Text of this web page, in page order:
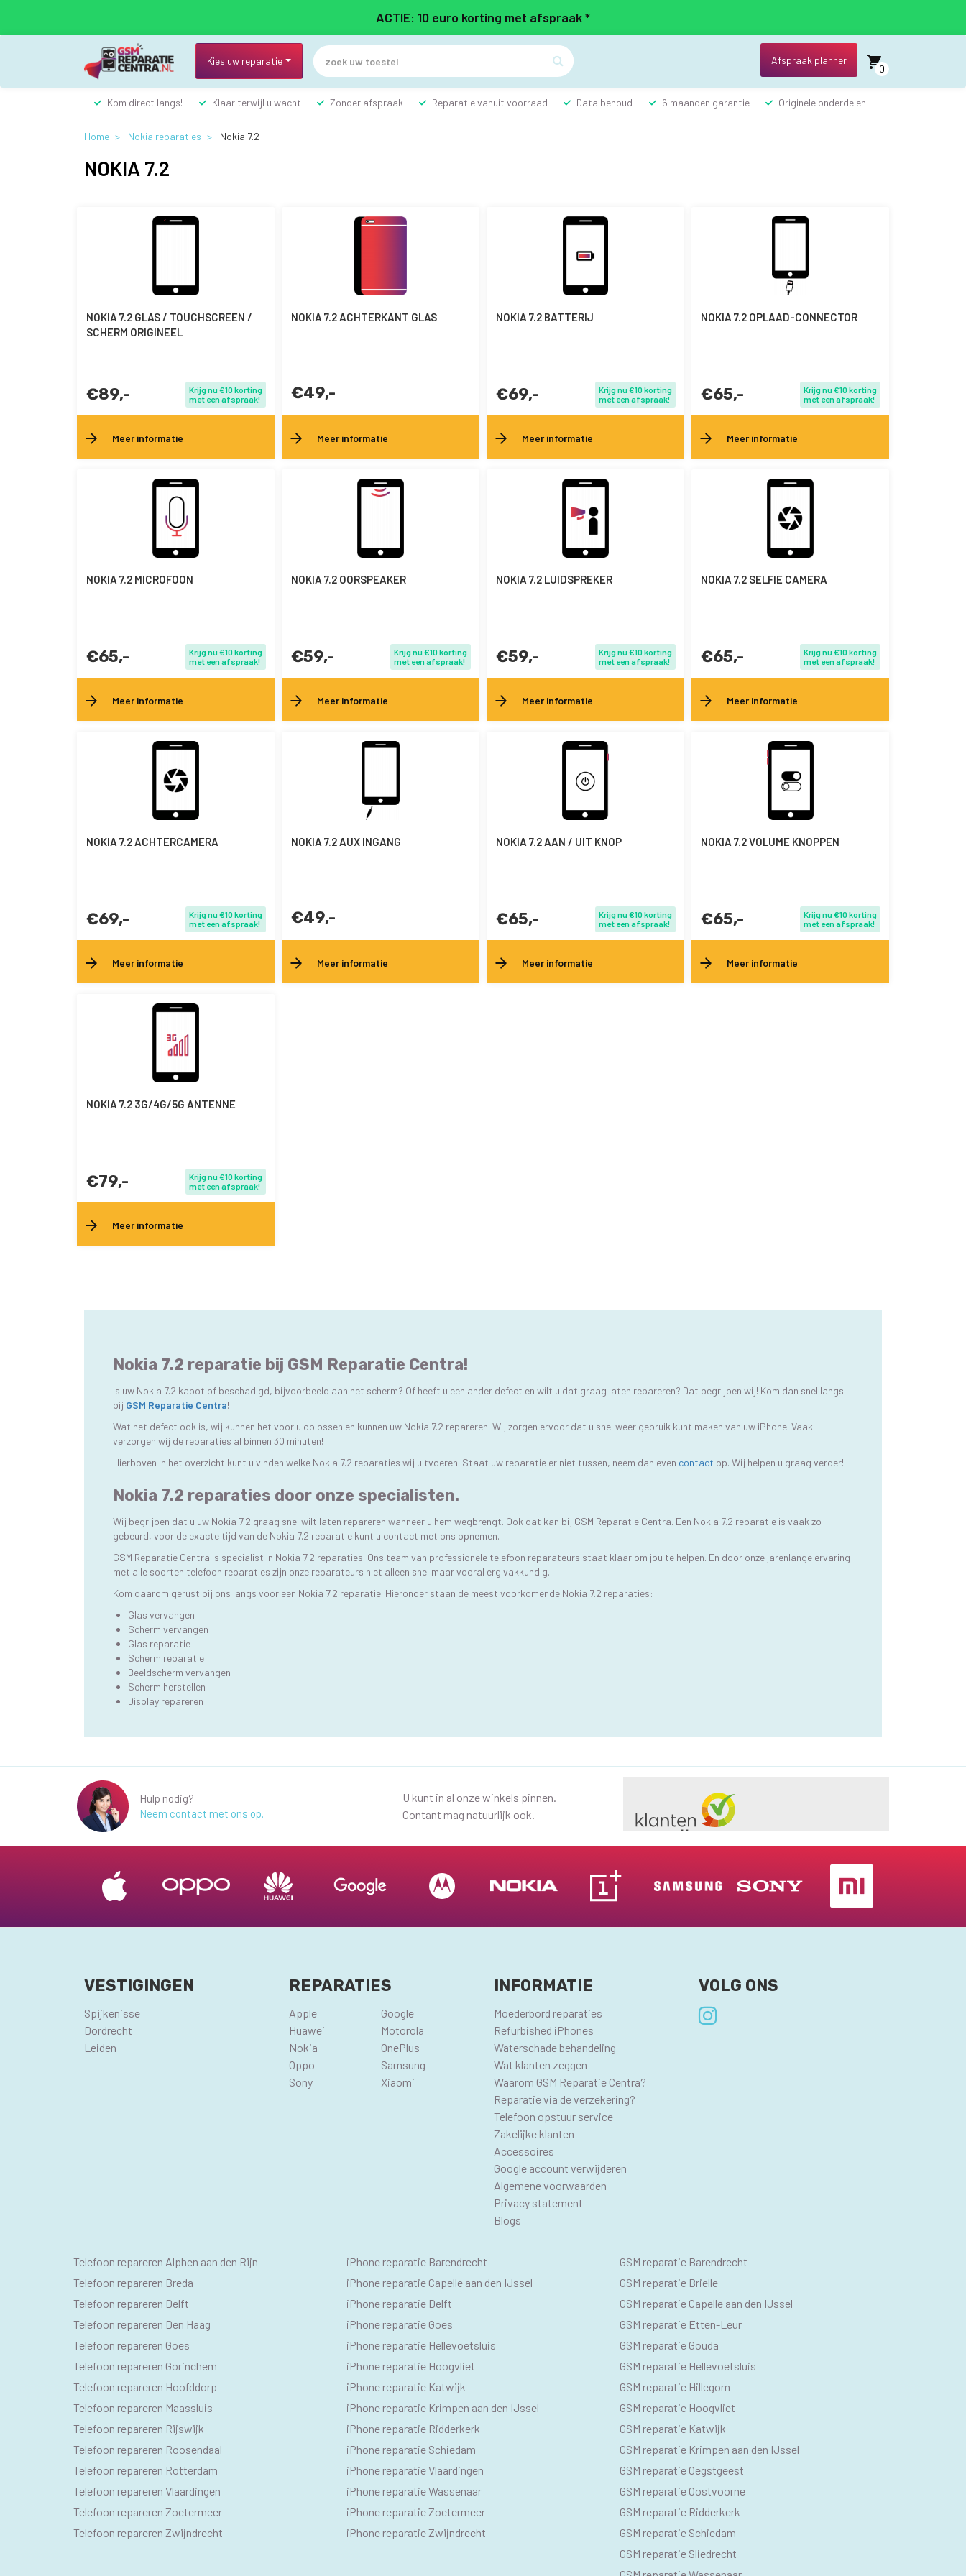
naar
ACTIE: 10 euro korting met afspraak *
Kies uw reparatie  Afspraak planner
0
Kom direct langs! Klaar terwijl u wacht Zonder afspraak Reparatie vanuit voorraad Data behoud 6 maanden garantie Originele onderdelen
Home Nokia reparaties Nokia 7.2
NOKIA 7.2
NOKIA 7.2 GLAS / TOUCHSCREEN /
SCHERM ORIGINEEL
€89,-
Krijg nu €10 korting
met een afspraak!
Meer informatie
NOKIA 7.2 ACHTERKANT GLAS
€49,-
Meer informatie
NOKIA 7.2 BATTERIJ
€69,-
Krijg nu €10 korting
met een afspraak!
Meer informatie
NOKIA 7.2 OPLAAD-CONNECTOR
€65,-
Krijg nu €10 korting
met een afspraak!
Meer informatie
NOKIA 7.2 MICROFOON
€65,-
Krijg nu €10 korting
met een afspraak!
Meer informatie
NOKIA 7.2 OORSPEAKER
€59,-
Krijg nu €10 korting
met een afspraak!
Meer informatie
NOKIA 7.2 LUIDSPREKER
€59,-
Krijg nu €10 korting
met een afspraak!
Meer informatie
NOKIA 7.2 SELFIE CAMERA
€65,-
Krijg nu €10 korting
met een afspraak!
Meer informatie
NOKIA 7.2 ACHTERCAMERA
€69,-
Krijg nu €10 korting
met een afspraak!
Meer informatie
NOKIA 7.2 AUX INGANG
€49,-
Meer informatie
NOKIA 7.2 AAN / UIT KNOP
€65,-
Krijg nu €10 korting
met een afspraak!
Meer informatie
NOKIA 7.2 VOLUME KNOPPEN
€65,-
Krijg nu €10 korting
met een afspraak!
Meer informatie
NOKIA 7.2 3G/4G/5G ANTENNE
€79,-
Krijg nu €10 korting
met een afspraak!
Meer informatie
Nokia 7.2 reparatie bij GSM Reparatie Centra!
Is uw Nokia 7.2 kapot of beschadigd, bijvoorbeeld aan het scherm? Of heeft u een ander defect en wilt u dat graag laten repareren? Dat begrijpen wij! Kom dan snel langs
bij GSM Reparatie Centra!
Wat het defect ook is, wij kunnen het voor u oplossen en kunnen uw Nokia 7.2 repareren. Wij zorgen ervoor dat u snel weer gebruik kunt maken van uw iPhone. Vaak
verzorgen wij de reparaties al binnen 30 minuten!
Hierboven in het overzicht kunt u vinden welke Nokia 7.2 reparaties wij uitvoeren. Staat uw reparatie er niet tussen, neem dan even contact op. Wij helpen u graag verder!
Nokia 7.2 reparaties door onze specialisten.
Wij begrijpen dat u uw Nokia 7.2 graag snel wilt laten repareren wanneer u hem wegbrengt. Ook dat kan bij GSM Reparatie Centra. Een Nokia 7.2 reparatie is vaak zo
gebeurd, voor de exacte tijd van de Nokia 7.2 reparatie kunt u contact met ons opnemen.
GSM Reparatie Centra is specialist in Nokia 7.2 reparaties. Ons team van professionele telefoon reparateurs staat klaar om jou te helpen. En door onze jarenlange ervaring
met alle soorten telefoon reparaties zijn onze reparateurs niet alleen snel maar vooral erg vakkundig.
Kom daarom gerust bij ons langs voor een Nokia 7.2 reparatie. Hieronder staan de meest voorkomende Nokia 7.2 reparaties:
Glas vervangen
Scherm vervangen
Glas reparatie
Scherm reparatie
Beeldscherm vervangen
Scherm herstellen
Display repareren
Hulp nodig?
Neem contact met ons op.
U kunt in al onze winkels pinnen.
Contant mag natuurlijk ook.
VESTIGINGEN
Spijkenisse
Dordrecht
Leiden
REPARATIES
Apple
Google
Huawei
Motorola
Nokia
OnePlus
Oppo
Samsung
Sony
Xiaomi
INFORMATIE
Moederbord reparaties
Refurbished iPhones
Waterschade behandeling
Wat klanten zeggen
Waarom GSM Reparatie Centra?
Reparatie via de verzekering?
Telefoon opstuur service
Zakelijke klanten
Accessoires
Google account verwijderen
Algemene voorwaarden
Privacy statement
Blogs
VOLG ONS
SEO
PAGINA'S
Telefoon repareren Alphen aan den Rijn
Telefoon repareren Breda
Telefoon repareren Delft
Telefoon repareren Den Haag
Telefoon repareren Goes
Telefoon repareren Gorinchem
Telefoon repareren Hoofddorp
Telefoon repareren Maassluis
Telefoon repareren Rijswijk
Telefoon repareren Roosendaal
Telefoon repareren Rotterdam
Telefoon repareren Vlaardingen
Telefoon repareren Zoetermeer
Telefoon repareren Zwijndrecht
IPHONE
SEO
TEKSTEN
iPhone reparatie Barendrecht
iPhone reparatie Capelle aan den IJssel
iPhone reparatie Delft
iPhone reparatie Goes
iPhone reparatie Hellevoetsluis
iPhone reparatie Hoogvliet
iPhone reparatie Katwijk
iPhone reparatie Krimpen aan den IJssel
iPhone reparatie Ridderkerk
iPhone reparatie Schiedam
iPhone reparatie Vlaardingen
iPhone reparatie Wassenaar
iPhone reparatie Zoetermeer
iPhone reparatie Zwijndrecht
SEO
GSM
GSM reparatie Barendrecht
GSM reparatie Brielle
GSM reparatie Capelle aan den IJssel
GSM reparatie Etten-Leur
GSM reparatie Gouda
GSM reparatie Hellevoetsluis
GSM reparatie Hillegom
GSM reparatie Hoogvliet
GSM reparatie Katwijk
GSM reparatie Krimpen aan den IJssel
GSM reparatie Oegstgeest
GSM reparatie Oostvoorne
GSM reparatie Ridderkerk
GSM reparatie Schiedam
GSM reparatie Sliedrecht